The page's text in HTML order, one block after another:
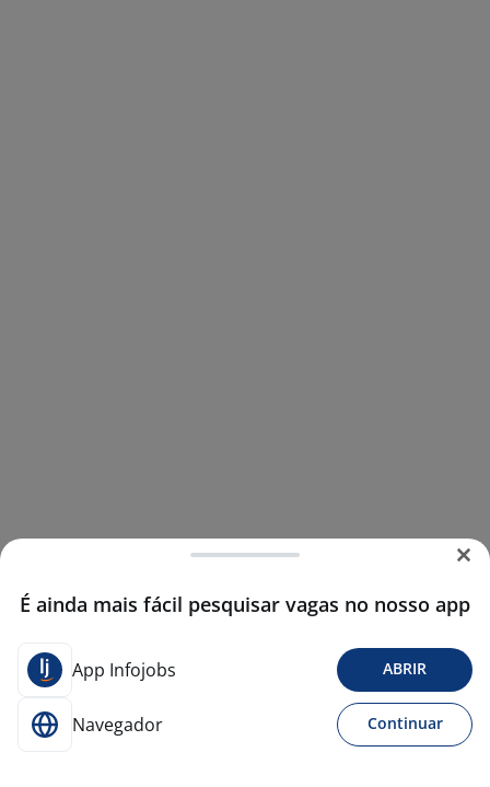
É ainda mais fácil pesquisar vagas no nosso app
App Infojobs ABRIR
Navegador Continuar